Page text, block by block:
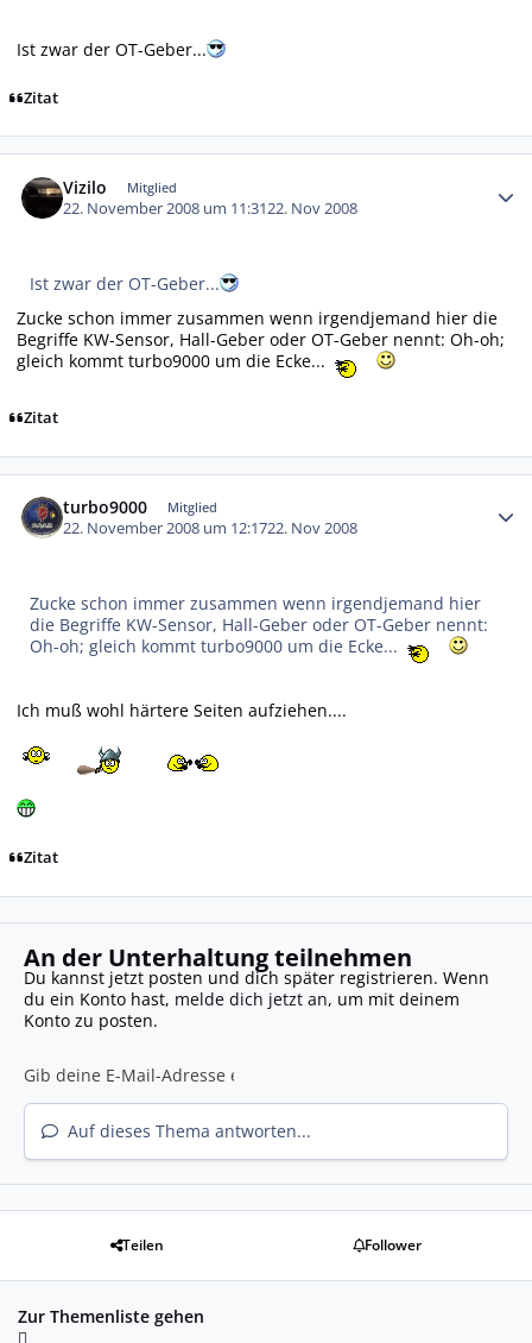
Ist zwar der OT-Geber...
Zitat
Vizilo Mitglied
22. November 2008 um 11:3122. Nov 2008
Ist zwar der OT-Geber...
Zucke schon immer zusammen wenn irgendjemand hier die
Begriffe KW-Sensor, Hall-Geber oder OT-Geber nennt: Oh-oh;
gleich kommt turbo9000 um die Ecke...
Zitat
turbo9000 Mitglied
22. November 2008 um 12:1722. Nov 2008
Zucke schon immer zusammen wenn irgendjemand hier
die Begriffe KW-Sensor, Hall-Geber oder OT-Geber nennt:
Oh-oh; gleich kommt turbo9000 um die Ecke...
Ich muß wohl härtere Seiten aufziehen....
Zitat
An der Unterhaltung teilnehmen
Du kannst jetzt posten und dich später registrieren. Wenn
du ein Konto hast, melde dich jetzt an, um mit deinem
Konto zu posten.
Auf dieses Thema antworten...
Teilen Follower
Zur Themenliste gehen